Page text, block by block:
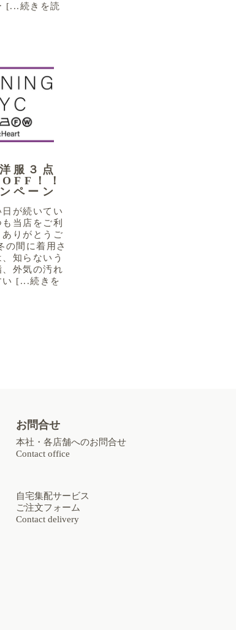
[...続きを読
服３点
！！
ペーン
が続いてい
当店をご利
りがとうご
の間に着用さ
知らないう
外気の汚れ
い [...続きを
お問合せ
本社・各店舗へのお問合せ
Contact office
自宅集配サービス
ご注文フォーム
Contact delivery